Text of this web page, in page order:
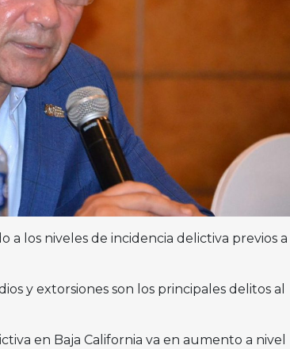
a los niveles de incidencia delictiva previos a
y extorsiones son los principales delitos al
en Baja California va en aumento a nivel